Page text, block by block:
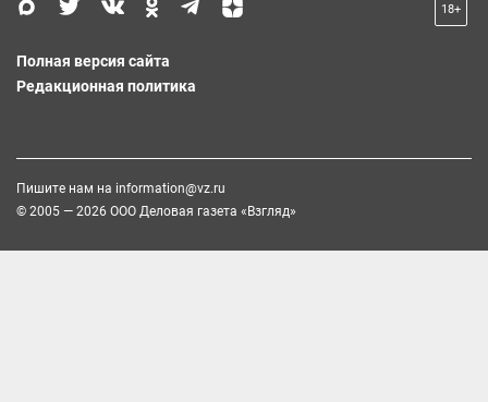
18+
Полная версия сайта
Редакционная политика
Пишите нам на information@vz.ru
© 2005 — 2026 ООО Деловая газета «Взгляд»